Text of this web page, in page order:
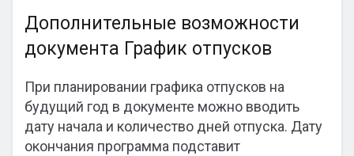
Дополнительные возможности
документа График отпусков
При планировании графика отпусков на
будущий год в документе можно вводить
дату начала и количество дней отпуска. Дату
окончания программа подставит